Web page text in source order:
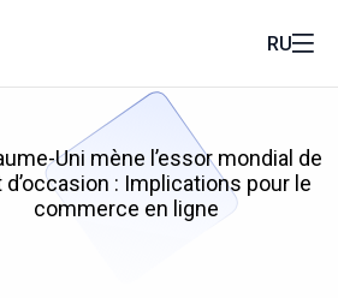
RU
Uni mène l’essor mondial de
d’occasion : Implications pour le
commerce en ligne